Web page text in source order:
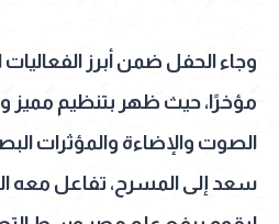
وجاء الحفل ضمن أبرز الفعاليات
مؤخرًا، حيث ظهر بتنظيم مميز
الصوت والإضاءة والمؤثرات
سعد إلى المسرح، تفاعل معه